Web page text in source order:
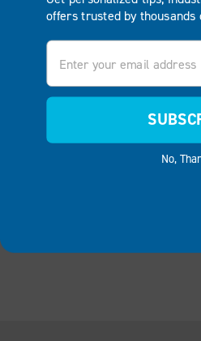
offers trusted by
Email
No,